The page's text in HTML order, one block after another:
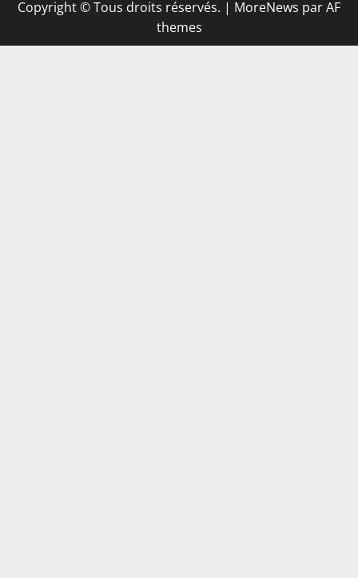
Copyright © Tous droits réservés. | MoreNews par AF
themes